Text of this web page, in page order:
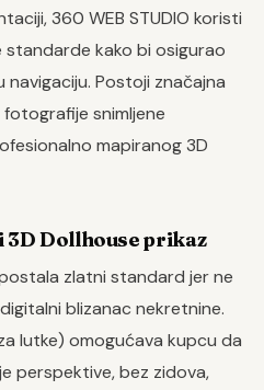
360 WEB STUDIO koristi
standarde kako bi osigurao
Postoji značajna
snimljene
mapiranog 3D
Dollhouse prikaz
zlatni standard jer ne
blizanac nekretnine.
lutke) omogućava kupcu da
perspektive, bez zidova,